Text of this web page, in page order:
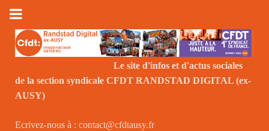
Le site d'infos et d'actus sociales
de la section syndicale CFDT RANDSTAD DIGITAL (ex-
AUSY)
Le
Ecrivez-nous à : contact@cfdtausy.fr